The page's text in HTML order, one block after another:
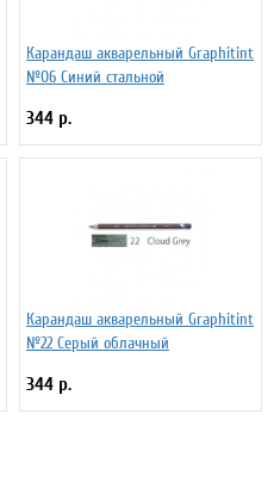
Карандаш акварельный Graphitint
№06 Синий стальной
344 р.
Карандаш акварельный Graphitint
№22 Серый облачный
344 р.